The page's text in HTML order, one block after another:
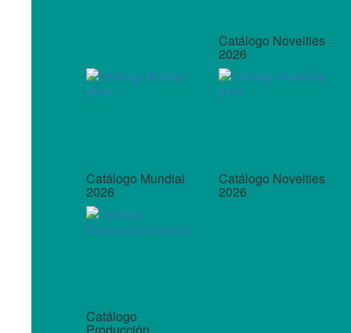
Catálogo Novelties
2026
Catálogo Mundial
2026
Catálogo Novelties
2026
Catálogo